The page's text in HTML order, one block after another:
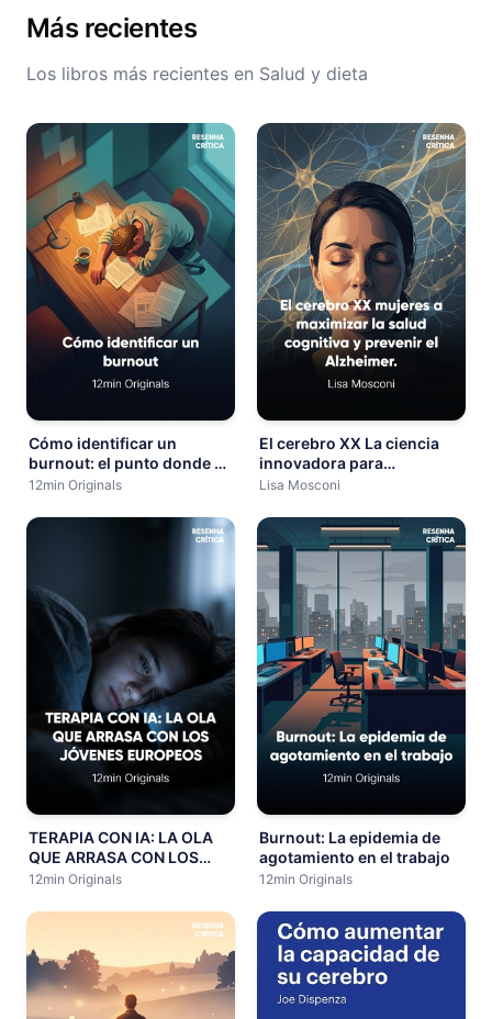
Más recientes
Los libros más recientes en Salud y dieta
Cómo identificar un
burnout: el punto donde el
cansancio deja de ser
12min Originals
El cerebro XX La ciencia
innovadora para
empoderar a las mujeres a
cognitiva y prevenir el
Alzheimer.
Lisa Mosconi
TERAPIA CON IA: LA OLA
QUE ARRASA CON LOS
JÓVENES EUROPEOS
12min Originals
Burnout: La epidemia de
agotamiento en el trabajo
12min Originals